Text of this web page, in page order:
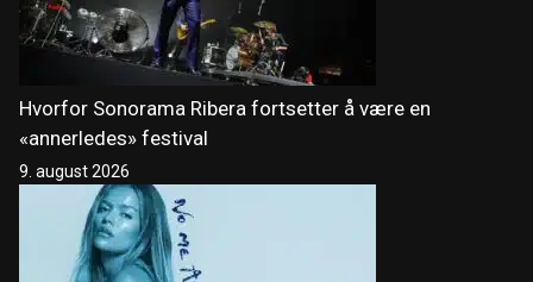
Hvorfor Sonorama Ribera fortsetter å være en
«annerledes» festival
9. august 2026